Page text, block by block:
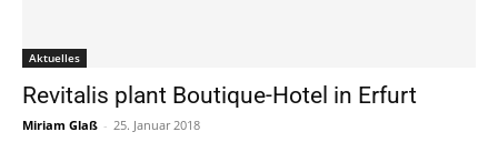
Aktuelles
Revitalis plant Boutique-Hotel in Erfurt
Miriam Glaß - 25. Januar 2018